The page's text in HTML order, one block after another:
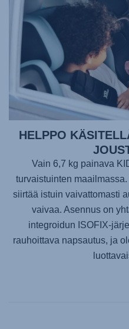
HELPPO
Vain 6,7 kg painava
turvaistuinten
siirtää istuin vaivattomasti
vaivaa. Asennus on
integroidun ISOFIX-
rauhoittava napsautus, ja